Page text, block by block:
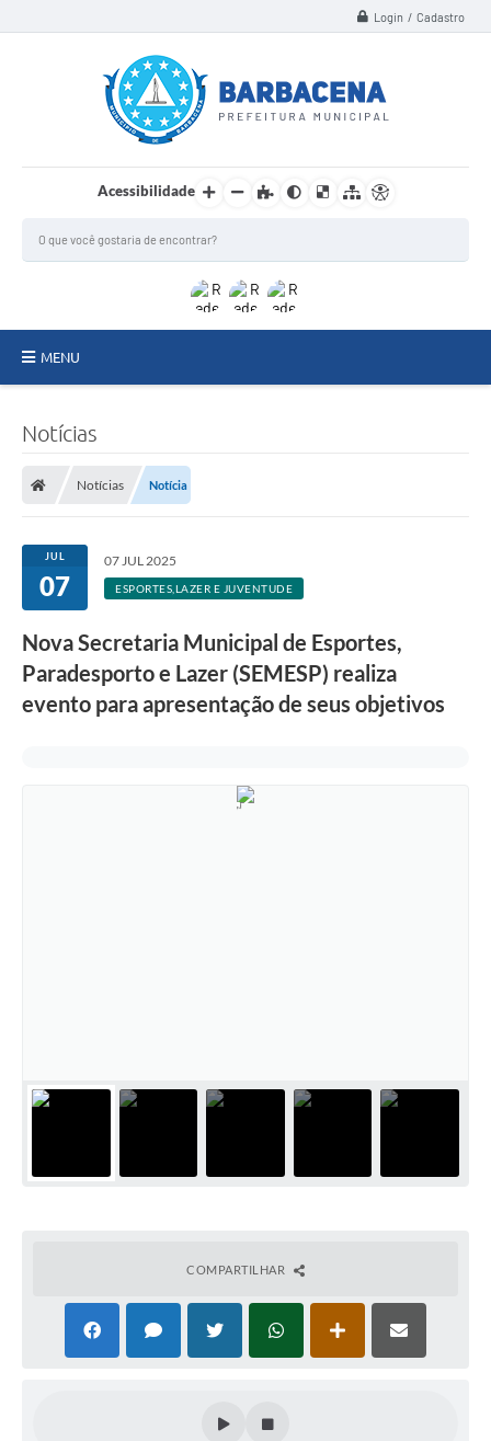
Login / Cadastro
Acessibilidade
MENU
Meio Ambiente
Ouvidoria
Serviços
Visite Barbacena
PNAB 2026 - Ciclo 2
Intranet
3º Jornada Empreendedora BQ
Festival Gastronômico
Emprega Barbacena
Notícias
Notícias Notícia
JUL
07
07 JUL 2025
ESPORTES,LAZER E JUVENTUDE
Nova Secretaria Municipal de Esportes,
Paradesporto e Lazer (SEMESP) realiza
evento para apresentação de seus objetivos
COMPARTILHAR